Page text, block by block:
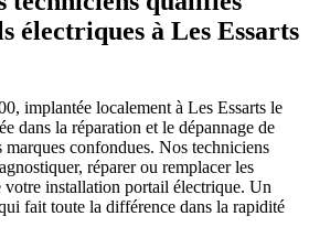
électriques à Les Essarts
implantée localement à Les Essarts le
dans la réparation et le dépannage de
marques confondues. Nos techniciens
réparer ou remplacer les
votre installation portail électrique. Un
fait toute la différence dans la rapidité